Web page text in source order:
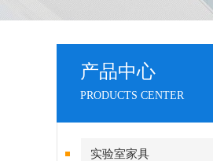
产品中心
PRODUCTS CENTER
实验室家具